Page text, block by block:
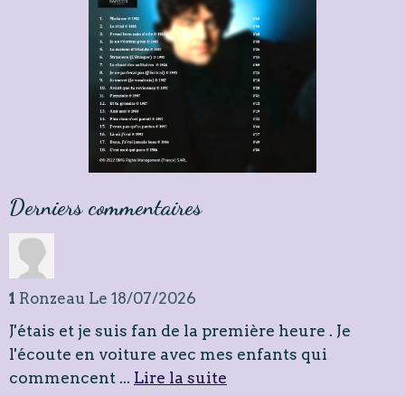
Derniers commentaires
1 Ronzeau Le 18/07/2026
J'étais et je suis fan de la première heure . Je
l'écoute en voiture avec mes enfants qui
commencent ... Lire la suite